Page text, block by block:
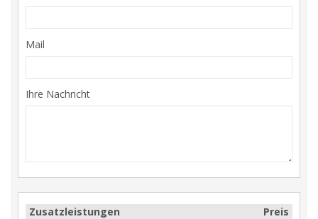
Mail
Ihre Nachricht
Zusatzleistungen
Preis